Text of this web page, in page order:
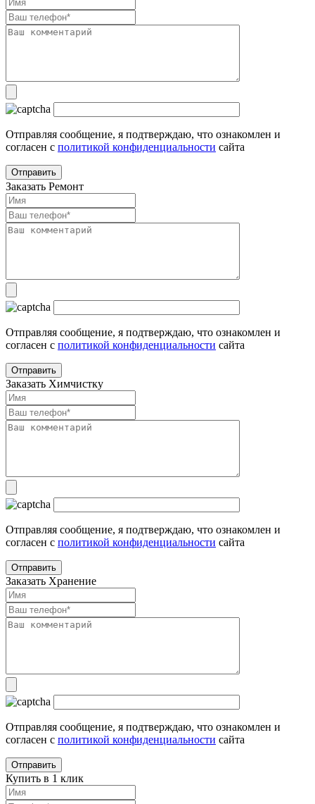
Отправляя сообщение, я подтверждаю, что ознакомлен и
согласен с политикой конфиденциальности сайта
Заказать Ремонт
Отправляя сообщение, я подтверждаю, что ознакомлен и
согласен с политикой конфиденциальности сайта
Заказать Химчистку
Отправляя сообщение, я подтверждаю, что ознакомлен и
согласен с политикой конфиденциальности сайта
Заказать Хранение
Отправляя сообщение, я подтверждаю, что ознакомлен и
согласен с политикой конфиденциальности сайта
Купить в 1 клик